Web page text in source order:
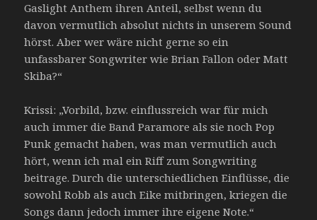
Gaslight Anthem ihren Anteil, selbst wenn du
davon vermutlich absolut nichts in unserem Sound
hörst. Aber wer wäre nicht gerne so ein
unfassbarer Songwriter wie Brian Fallon oder Matt
Skiba?“
Krissi: „Vorbild, bzw. einflussreich war für mich
auch immer die Band Paramore als sie noch Pop
Punk gemacht haben, was man vermutlich auch
hört, wenn ich mal ein Riff zum Songwriting
beitrage. Durch die unterschiedlichen Einflüsse, die
sowohl Robb als auch Eike mitbringen, kriegen die
Songs dann jedoch immer ihre eigene Note.“